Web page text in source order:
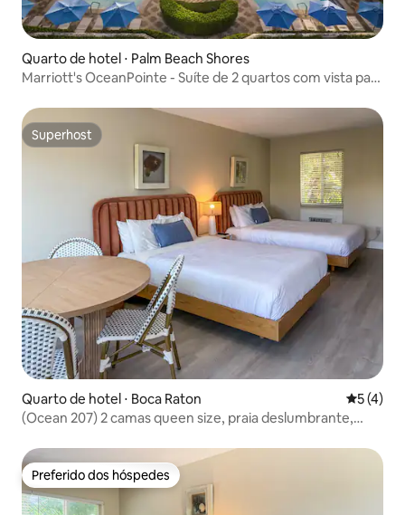
Quarto de hotel ⋅ Palm Beach Shores
Marriott's OceanPointe - Suíte de 2 quartos com vista para
Superhost
Superhost
Quarto de hotel ⋅ Boca Raton 5 de
5 (4)
(Ocean 207) 2 camas queen size, praia deslumbrante,
Preferido dos hóspedes
Preferido dos hóspedes